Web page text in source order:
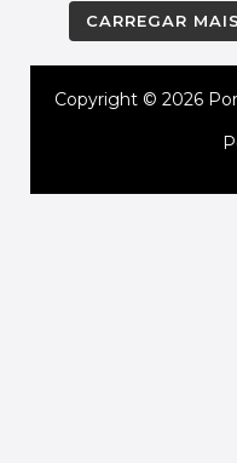
CARREGAR
Copyright © 2026